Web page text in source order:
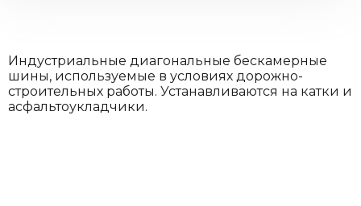
Индустриальные диагональные бескамерные
шины, используемые в условиях дорожно-
строительных работы. Устанавливаются на катки и
асфальтоукладчики.